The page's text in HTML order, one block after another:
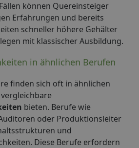
können Quereinsteiger
Erfahrungen und bereits
schneller höhere Gehälter
mit klassischer Ausbildung.
in ähnlichen Berufen
finden sich oft in ähnlichen
bieten. Berufe wie
oder Produktionsleiter
und
Diese Berufe erfordern